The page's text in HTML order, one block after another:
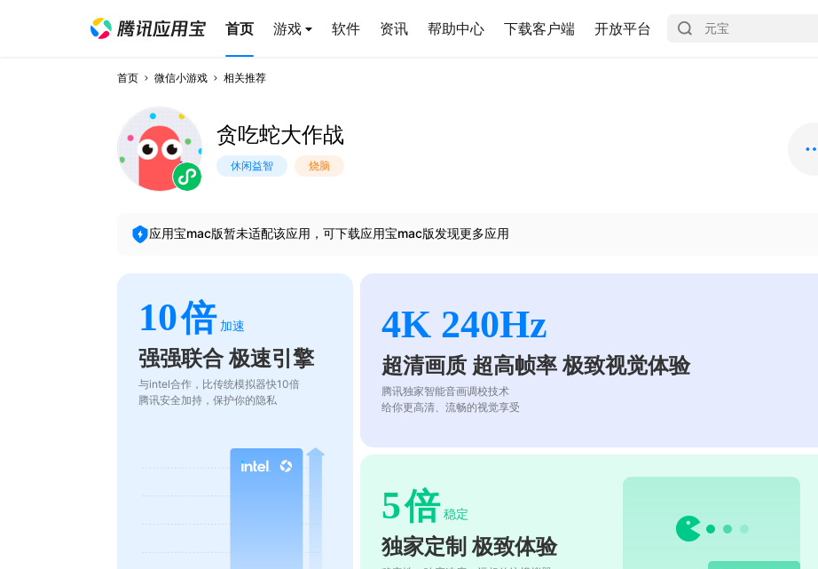
首页 游戏 软件 资讯 帮助中心 下载客户端 开放平台
首页 微信小游戏 相关推荐
贪吃蛇大作战
休闲益智 烧脑
应用宝mac版暂未适配该应用，可下载应用宝mac版发现更多应用
10倍 加速
强强联合 极速引擎
与intel合作，比传统模拟器快10倍
腾讯安全加持，保护你的隐私
4K 240Hz
超清画质 超高帧率 极致视觉体验
腾讯独家智能音画调校技术
给你更高清、流畅的视觉享受
5倍 稳定
独家定制 极致体验